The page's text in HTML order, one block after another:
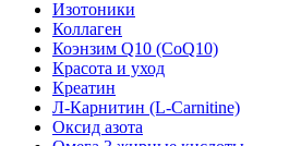
Изотоники
Коллаген
Коэнзим Q10 (CoQ10)
Красота и уход
Креатин
Л-Карнитин (L-Сarnitine)
Оксид азота